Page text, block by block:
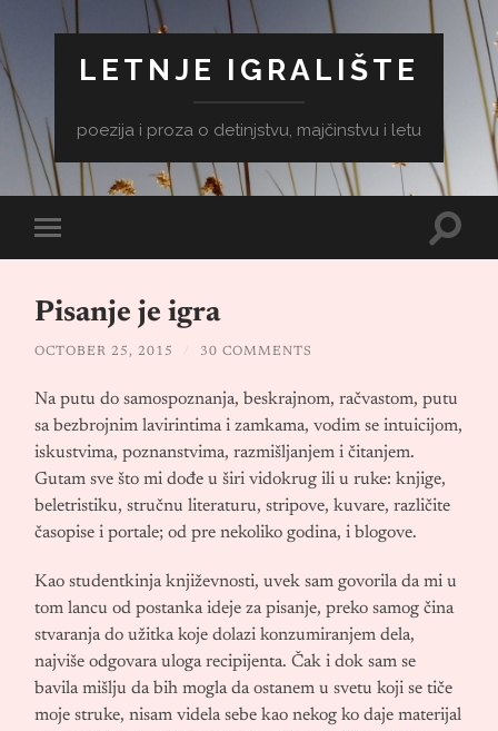
LETNJE IGRALIŠTE
poezija i proza o detinjstvu, majčinstvu i letu
mobile
Toggle
Pisanje je igra
OCTOBER 25, 2015 / 30 COMMENTS
Na putu do samospoznanja, beskrajnom, račvastom, putu
sa bezbrojnim lavirintima i zamkama, vodim se intuicijom,
iskustvima, poznanstvima, razmišljanjem i čitanjem.
Gutam sve što mi dođe u širi vidokrug ili u ruke: knjige,
beletristiku, stručnu literaturu, stripove, kuvare, različite
časopise i portale; od pre nekoliko godina, i blogove.
Kao studentkinja književnosti, uvek sam govorila da mi u
tom lancu od postanka ideje za pisanje, preko samog čina
stvaranja do užitka koje dolazi konzumiranjem dela,
najviše odgovara uloga recipijenta. Čak i dok sam se
bavila mišlju da bih mogla da ostanem u svetu koji se tiče
moje struke, nisam videla sebe kao nekog ko daje materijal